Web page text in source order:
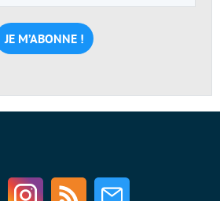
e-
mail
*
Youtube InstagramRSS Newsletter